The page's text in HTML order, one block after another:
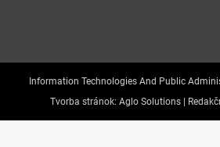
Information Technologies And Public
Tvorba stránok: Aglo Solutions |